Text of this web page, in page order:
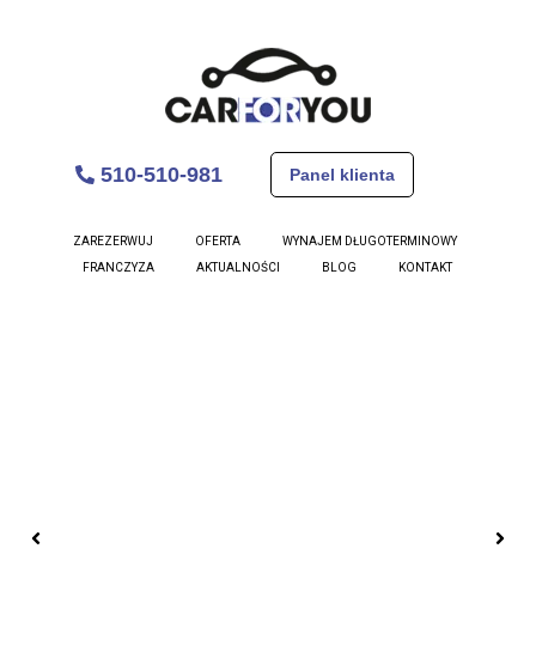
510-510-981 Panel klienta
ZAREZERWUJ OFERTA
WYNAJEM DŁUGOTERMINOWY
FRANCZYZA
AKTUALNOŚCI BLOG KONTAKT
Citroen C4 Cactus